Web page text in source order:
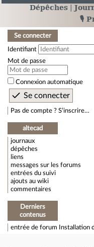
Dépêches
🎙️
Se connecter
Identifiant
Mot de passe
Connexion automatique
Pas de compte ? S’inscrire…
altecad
journaux
dépêches
liens
messages sur les forums
entrées du suivi
ajouts au wiki
commentaires
Derniers
contenus
entrée de forum Installation